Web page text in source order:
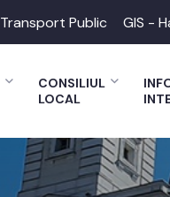
Transport Public GIS -
CONSILIUL
LOCAL